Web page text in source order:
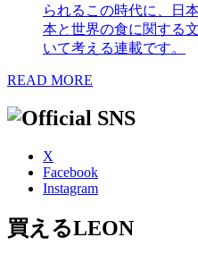
られるこの時代に、日
本と世界の食に関する
いて考える連載です。
READ MORE
X
Facebook
Instagram
買えるLEON